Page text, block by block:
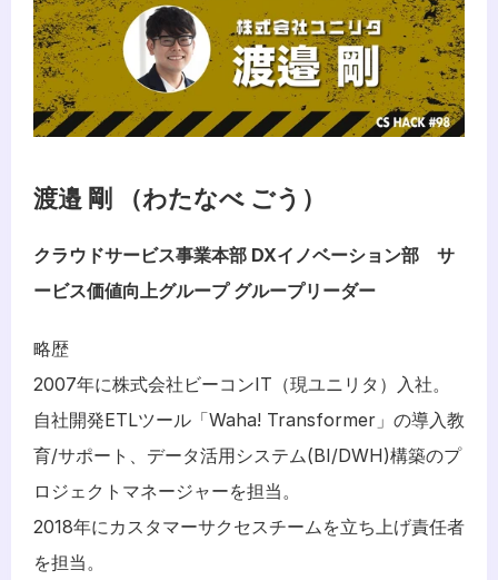
渡邉 剛 （わたなべ ごう）
クラウドサービス事業本部 DXイノベーション部　サ
ービス価値向上グループ グループリーダー
略歴
2007年に株式会社ビーコンIT（現ユニリタ）入社。
自社開発ETLツール「Waha! Transformer」の導入教
育/サポート、データ活用システム(BI/DWH)構築のプ
ロジェクトマネージャーを担当。
2018年にカスタマーサクセスチームを立ち上げ責任者
を担当。